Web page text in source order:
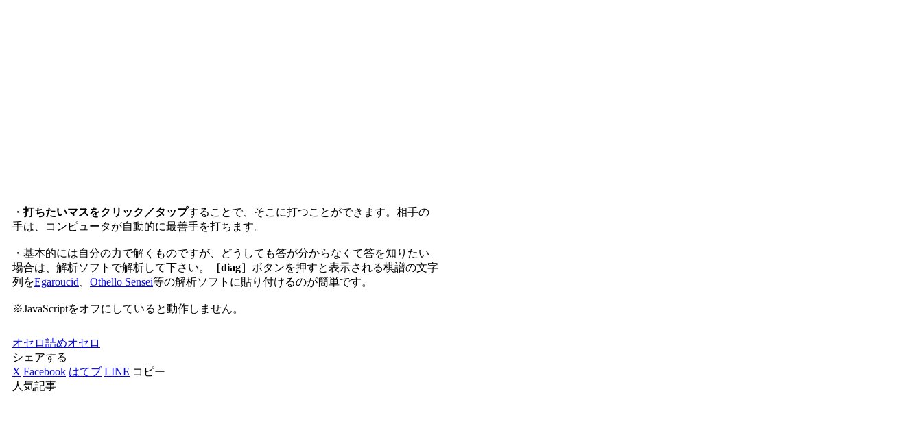
・打ちたいマスをクリック／タップすることで、そこに打つことができます。相手の
手は、コンピュータが自動的に最善手を打ちます。
・基本的には自分の力で解くものですが、どうしても答が分からなくて答を知りたい
場合は、解析ソフトで解析して下さい。
［diag］ ボタンを押すと表示される棋譜の文字
列をEgaroucid Othello Sensei等の解析ソフトに貼り付けるのが簡単です。
※JavaScriptをオフにしていると動作しません。
オセロ詰めオセロ
シェアする
X Facebook はてブ LINE コピー
人気記事